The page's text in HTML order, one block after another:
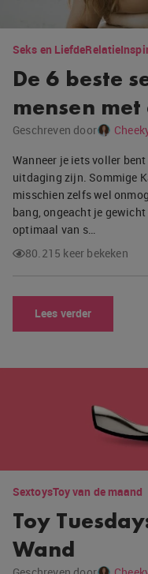
Seks en LiefdeRelatie
De 6 beste
mensen
Geschreven door
Wanneer je iets voller
uitdaging zijn. Sommige
misschien zelfs wel
bang, ongeacht je
optimaal van s…
80.215 keer bekeken
Lees verder
SextoysToy van de maand
Toy
Wand